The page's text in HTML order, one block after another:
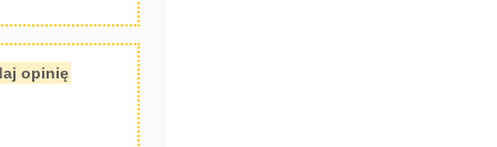
opinię